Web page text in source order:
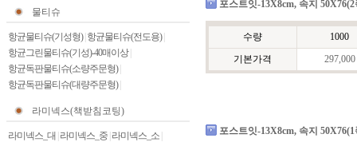
물티슈
항균물티슈(기성형)| 항균물티슈(전도용)|
항균그린물티슈(기성)-40매이상|
항균독판물티슈(소량주문형)|
항균독판물티슈(대량주문형)|
라미넥스(책받침코팅)
라미넥스_대 라미넥스_중 라미넥스_소
포스트잇-13X8cm, 속지
수량
1000
기본가격
297,000
포스트잇-13X8cm, 속지